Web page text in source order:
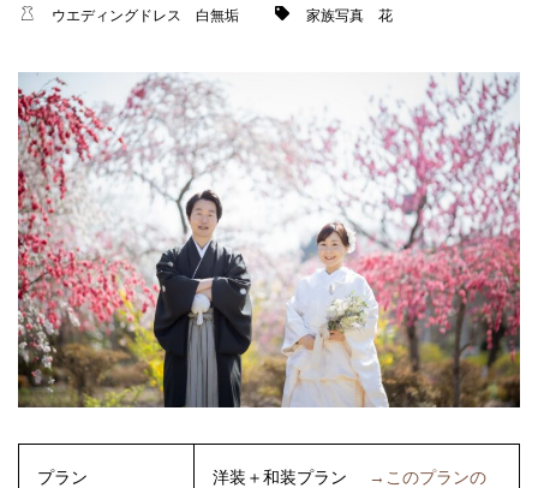
ウエディングドレス 白無垢 家族写真 花
プラン 洋装＋和装プラン
→このプランの